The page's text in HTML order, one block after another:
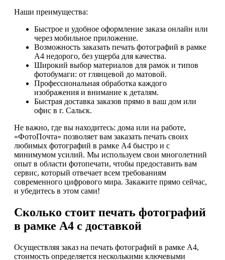
Наши преимущества:
Быстрое и удобное оформление заказа онлайн или
через мобильное приложение.
Возможность заказать печать фотографий в рамке
А4 недорого, без ущерба для качества.
Широкий выбор материалов для рамок и типов
фотобумаги: от глянцевой до матовой.
Профессиональная обработка каждого
изображения и внимание к деталям.
Быстрая доставка заказов прямо в ваш дом или
офис в г. Сальск.
Не важно, где вы находитесь: дома или на работе,
«ФотоПочта» позволяет вам заказать печать своих
любимых фотографий в рамке А4 быстро и с
минимумом усилий. Мы используем свои многолетний
опыт в области фотопечати, чтобы предоставить вам
сервис, который отвечает всем требованиям
современного цифрового мира. Закажите прямо сейчас,
и убедитесь в этом сами!
Сколько стоит печать фотографий
в рамке А4 с доставкой
Осуществляя заказ на печать фотографий в рамке А4,
стоимость определяется несколькими ключевыми